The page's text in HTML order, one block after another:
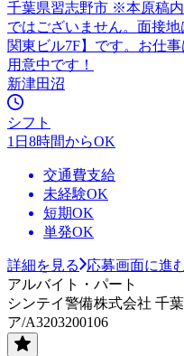
千葉県習志野市 ※本原稿
ではございません。面接
関東ビル7F】です。お仕
用意中です！
新津田沼
シフト
1日8時間からOK
交通費支給
未経験OK
短期OK
単発OK
詳細を見る
応募画面に進
アルバイト・パート
シンテイ警備株式会社 千
ア/A3203200106